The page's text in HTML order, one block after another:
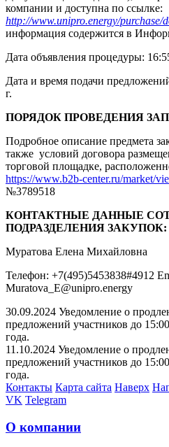
компании и доступна по ссылке:
http://www.unipro.energy/purchase/
информация содержится в
Дата объявления процедуры:
Дата и время подачи
г.
ПОРЯДОК ПРОВЕДЕНИЯ
Подробное описание предмета
также условий договора
торговой площадке,
https://www.b2b-center.ru/market/
№3789518
КОНТАКТНЫЕ ДАННЫЕ
ПОДРАЗДЕЛЕНИЯ ЗАКУПОК:
Муратова Елена Михайловна
Телефон: +7(495)5453838#4912
Muratova_E@unipro.energy
30.09.2024 Уведомление о
предложений участников до
года.
11.10.2024 Уведомление о
предложений участников до
года.
Контакты Карта сайта Наверх
VK Telegram
О компании